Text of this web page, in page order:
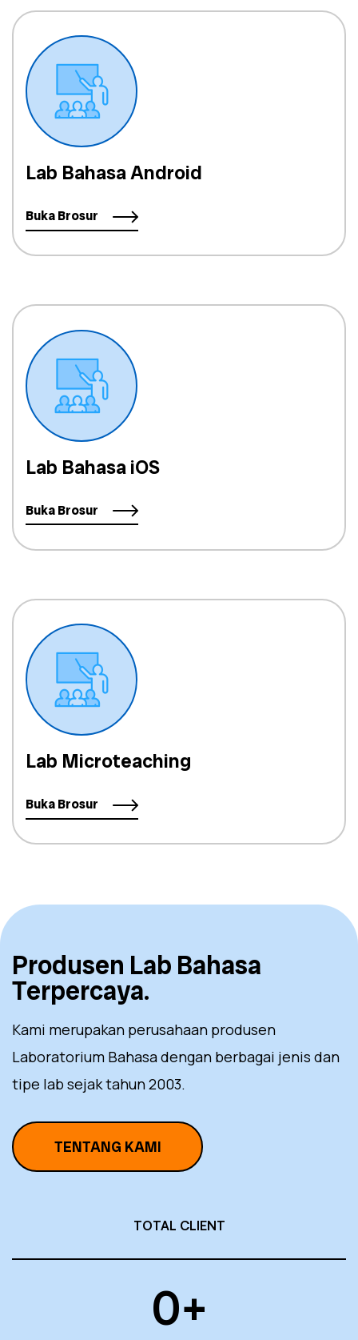
Lab Bahasa Android
Buka Brosur
Lab Bahasa iOS
Buka Brosur
Lab Microteaching
Buka Brosur
Produsen Lab Bahasa
Terpercaya.
Kami merupakan perusahaan produsen
Laboratorium Bahasa dengan berbagai jenis dan
tipe lab sejak tahun 2003.
TENTANG KAMI
TOTAL CLIENT
0+